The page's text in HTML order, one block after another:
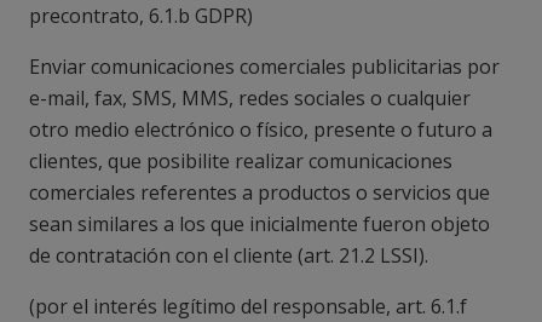
precontrato, 6.1.b GDPR)
Enviar comunicaciones comerciales publicitarias por
e-mail, fax, SMS, MMS, redes sociales o cualquier
otro medio electrónico o físico, presente o futuro a
clientes, que posibilite realizar comunicaciones
comerciales referentes a productos o servicios que
sean similares a los que inicialmente fueron objeto
de contratación con el cliente (art. 21.2 LSSI).
(por el interés legítimo del responsable, art. 6.1.f